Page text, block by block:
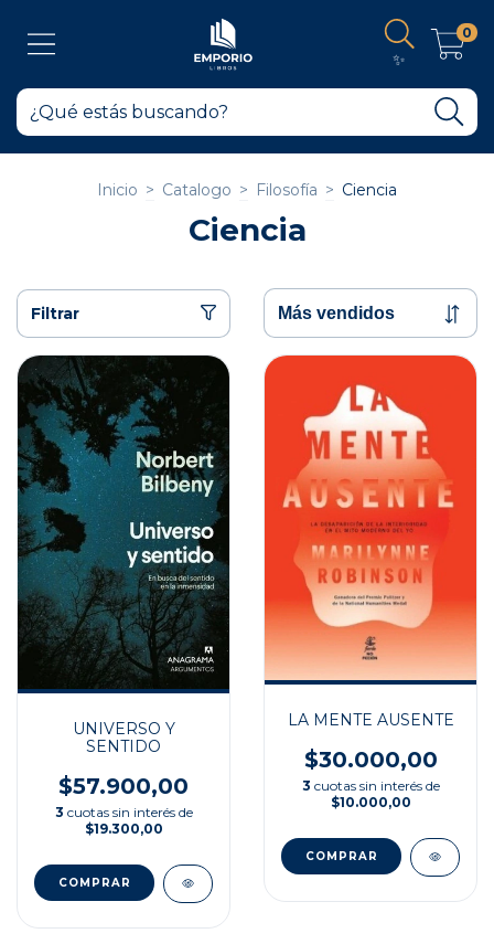
✨
0
Inicio > Catalogo > Filosofía > Ciencia
Ciencia
Filtrar
UNIVERSO Y
SENTIDO
$57.900,00
3 cuotas sin interés de
$19.300,00
LA MENTE AUSENTE
$30.000,00
3 cuotas sin interés de
$10.000,00